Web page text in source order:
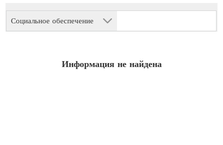
Социальное обеспечение
Информация не найдена